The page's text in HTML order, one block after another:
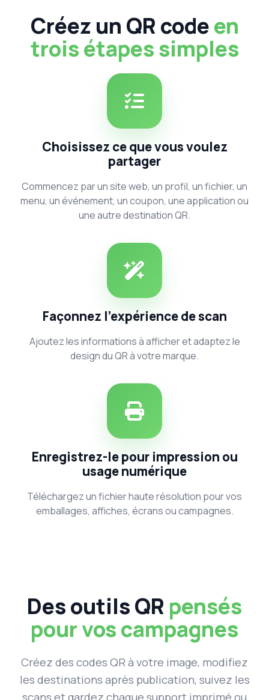
Créez un QR codeen
trois étapes simples
Choisissez ce que vous voulez
partager
Commencez par un site web, un profil, un fichier, un
menu, un événement, un coupon, une application ou
une autre destination QR.
Façonnez l’expérience de scan
Ajoutez les informations à afficher et adaptez le
design du QR à votre marque.
Enregistrez-le pour impression ou
usage numérique
Téléchargez un fichier haute résolution pour vos
emballages, affiches, écrans ou campagnes.
Des outils QR pensés
pour vos campagnes
Créez des codes QR à votre image, modifiez
les destinations après publication, suivez les